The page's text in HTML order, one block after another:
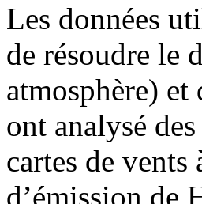
Les données
de résoudre le
atmosphère) et
ont analysé
cartes de vents
d’émission de